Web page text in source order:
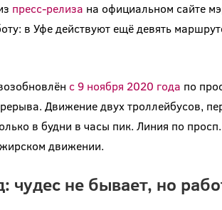
пресс-релиза на официальном сайте
в Уфе действуют ещё девять
с 9 ноября 2020 года по
Движение двух троллейбусов,
в будни в часы пик. Линия по
движении.
чудес не бывает, но